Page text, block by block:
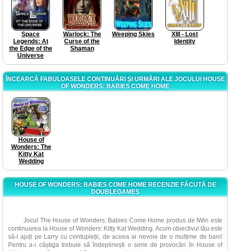
Space
Legends: At
the Edge of the
Universe
Warlock: The
Curse of the
Shaman
Weeping Skies
XIII - Lost
Identity
ÎNCEARCĂ FABULOASELE CONTINUĂRI ŞI URMĂRI ALE JOCULUI HOUSE
OF WONDERS: BABIES COME HOME
House of
Wonders: The
Kitty Kat
Wedding
HOUSE OF WONDERS: BABIES COME HOME RECENZIE FĂCUTĂ DE
DOUBLEGAMES
Jocul The House of Wonders: Babies Come Home produs de IWin este
continuarea la House of Wonders: Kitty Kat Wedding. Acum obiectivul tău este
să-l ajuți pe Larry cu cvintupleții, de aceea ai nevoie de o mulțime de bani!
Pentru a-i câștiga trebuie să îndeplinești o serie de provocări în House of